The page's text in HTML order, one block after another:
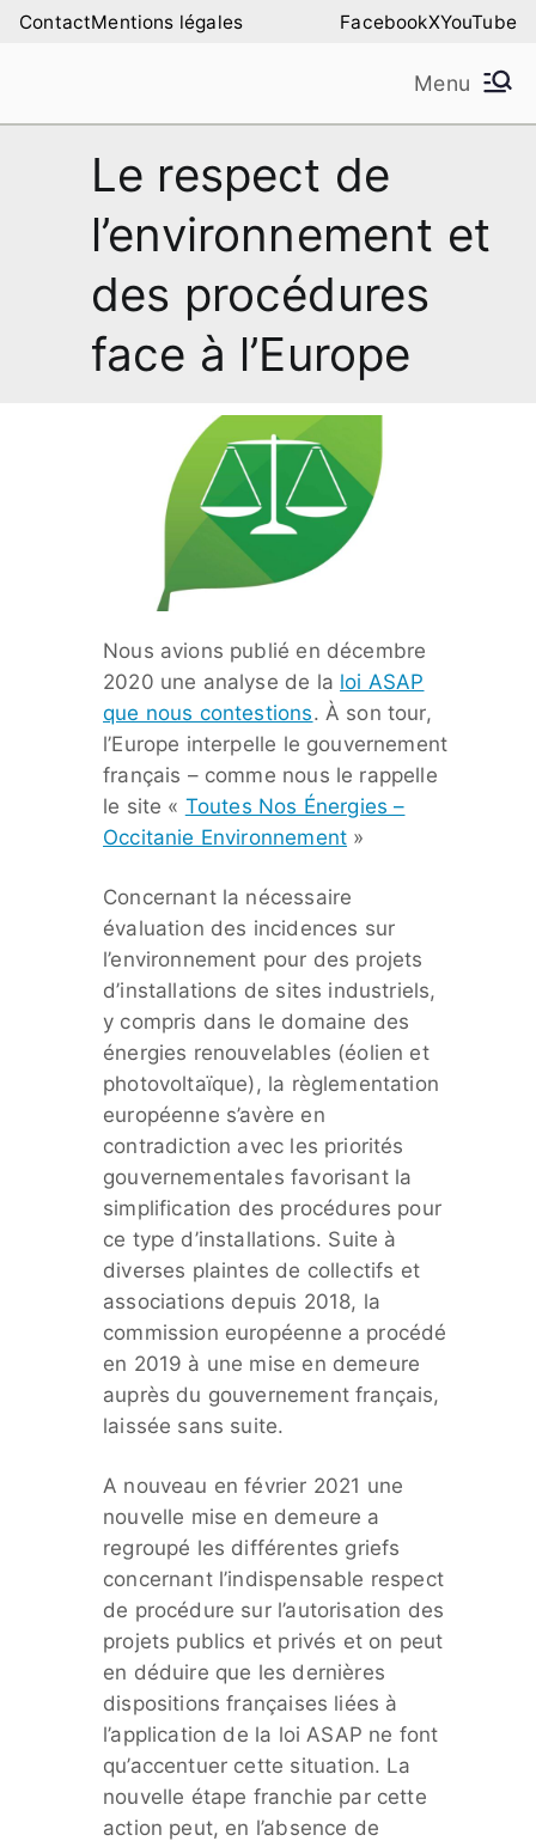
AllerContactMentions légales FacebookXYouTube
Amilure – Les Amis
de la Montagne de
Lure
Menu
Le respect de
l’environnement et
des procédures
face à l’Europe
Nous avions publié en décembre
2020 une analyse de la loi ASAP
que nous contestions. À son tour,
l’Europe interpelle le gouvernement
français – comme nous le rappelle
le site « Toutes Nos Énergies –
Occitanie Environnement »
Concernant la nécessaire
évaluation des incidences sur
l’environnement pour des projets
d’installations de sites industriels,
y compris dans le domaine des
énergies renouvelables (éolien et
photovoltaïque), la règlementation
européenne s’avère en
contradiction avec les priorités
gouvernementales favorisant la
simplification des procédures pour
ce type d’installations. Suite à
diverses plaintes de collectifs et
associations depuis 2018, la
commission européenne a procédé
en 2019 à une mise en demeure
auprès du gouvernement français,
laissée sans suite.
A nouveau en février 2021 une
nouvelle mise en demeure a
regroupé les différentes griefs
concernant l’indispensable respect
de procédure sur l’autorisation des
projets publics et privés et on peut
en déduire que les dernières
dispositions françaises liées à
l’application de la loi ASAP ne font
qu’accentuer cette situation. La
nouvelle étape franchie par cette
action peut, en l’absence de